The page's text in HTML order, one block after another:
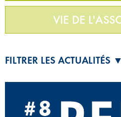
VIE DE
FILTRER LES ACTUALITÉS ▼